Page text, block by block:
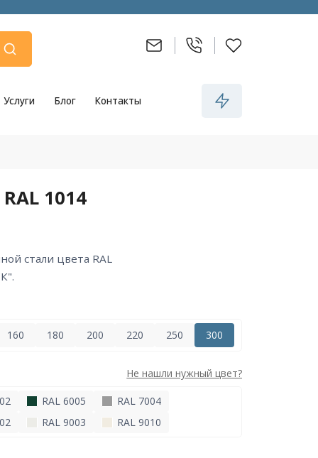
Услуги Блог Контакты
1014
160 180 200 220 250 300
Не нашли нужный цвет?
RAL 6005
RAL 7004
RAL 9003 RAL 9010